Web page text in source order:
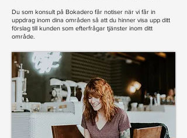
Du som konsult på Bokadero får notiser när vi får in
uppdrag inom dina områden så att du hinner visa upp ditt
förslag till kunden som efterfrågar tjänster inom ditt
område.